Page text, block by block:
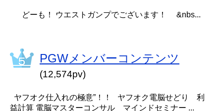
どーも！ ウエストガンプでございます！ &nbs...
PGWメンバーコンテンツ
(12,574pv)
ヤフオク仕入れの極意”！！ ヤフオク電脳せどり 利
益計算 電脳マスターコンサル マインドセミナー ...